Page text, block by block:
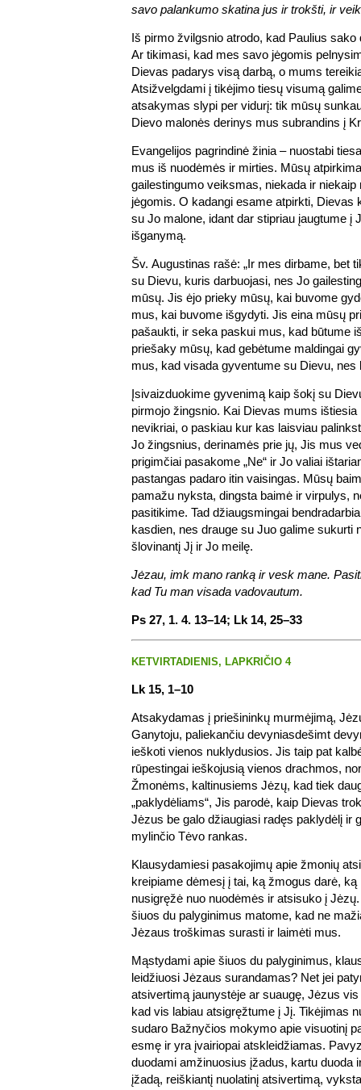
savo palankumo skatina jus ir trokšti, ir
Iš pirmo žvilgsnio atrodo, kad Paulius
Ar tikimasi, kad mes savo jėgomis
Dievas padarys visą darbą, o mums
Atsižvelgdami į tikėjimo tiesų visumą
atsakymas slypi per vidurį: tik mūsų
Dievo malonės derinys mus subrandins į
Evangelijos pagrindinė žinia – nuostabi
mus iš nuodėmės ir mirties. Mūsų
gailestingumo veiksmas, niekada ir niekaip
jėgomis. O kadangi esame atpirkti, Dievas
su Jo malone, idant dar stipriau įaugtume į
išganymą.
Šv. Augustinas rašė: „Ir mes dirbame, bet
su Dievu, kuris darbuojasi, nes Jo
mūsų. Jis ėjo prieky mūsų, kai buvome
mus, kai buvome išgydyti. Jis eina mūsų
pašaukti, ir seka paskui mus, kad būtume
priešaky mūsų, kad gebėtume maldingai
mus, kad visada gyventume su Dievu, nes
Įsivaizduokime gyvenimą kaip šokį su
pirmojo žingsnio. Kai Dievas mums
nevikriai, o paskiau kur kas laisviau
Jo žingsnius, derinamės prie jų, Jis mus
prigimčiai pasakome „Ne“ ir Jo valiai
pastangas padaro itin vaisingas. Mūsų
pamažu nyksta, dingsta baimė ir virpulys,
pasitikime. Tad džiaugsmingai
kasdien, nes drauge su Juo galime sukurti
šlovinantį Jį ir Jo meilę.
Jėzau, imk mano ranką ir vesk mane.
kad Tu man visada vadovautum.
Ps 27, 1. 4. 13–14; Lk 14, 25–33
KETVIRTADIENIS, LAPKRIČIO 4
Lk 15, 1–10
Atsakydamas į priešininkų murmėjimą,
Ganytoju, paliekančiu devyniasdešimt
ieškoti vienos nuklydusios. Jis taip pat
rūpestingai ieškojusią vienos drachmos,
Žmonėms, kaltinusiems Jėzų, kad tiek
„paklydėliams“, Jis parodė, kaip Dievas
Jėzus be galo džiaugiasi radęs paklydėlį ir
mylinčio Tėvo rankas.
Klausydamiesi pasakojimų apie žmonių
kreipiame dėmesį į tai, ką žmogus darė, ką
nusigręžė nuo nuodėmės ir atsisuko į
šiuos du palyginimus matome, kad ne
Jėzaus troškimas surasti ir laimėti mus.
Mąstydami apie šiuos du palyginimus,
leidžiuosi Jėzaus surandamas? Net jei
atsivertimą jaunystėje ar suaugę, Jėzus
kad vis labiau atsigręžtume į Jį. Tikėjimas
sudaro Bažnyčios mokymo apie visuotinį
esmę ir yra įvairiopai atskleidžiamas.
duodami amžinuosius įžadus, kartu duoda
įžadą, reiškiantį nuolatinį atsivertimą,